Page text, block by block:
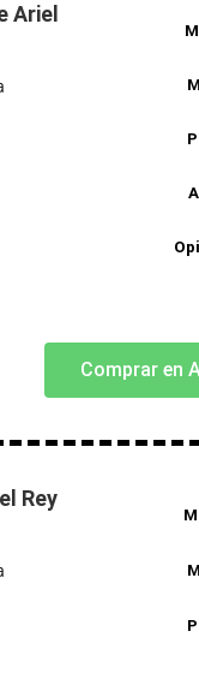
Ariel
Comprar en
Rey